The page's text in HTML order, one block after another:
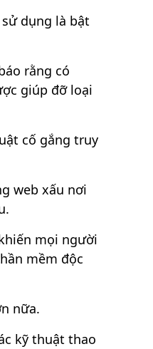
dụng là bật
rằng có
giúp đỡ loại
cố gắng truy
web xấu nơi
mọi người
mềm độc
nữa.
kỹ thuật thao